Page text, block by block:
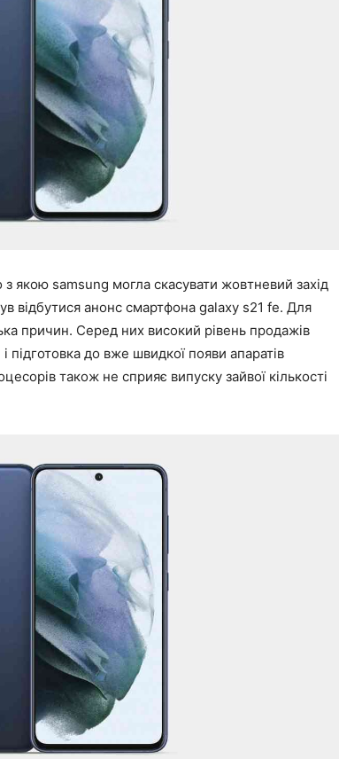
з якою samsung могла скасувати жовтневий захід
відбутися анонс смартфона galaxy s21 fe. Для
причин. Серед них високий рівень продажів
до вже швидкої появи апаратів
також не сприяє випуску зайвої кількості